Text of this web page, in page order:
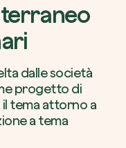
dalle società
progetto di
il tema attorno a
a tema